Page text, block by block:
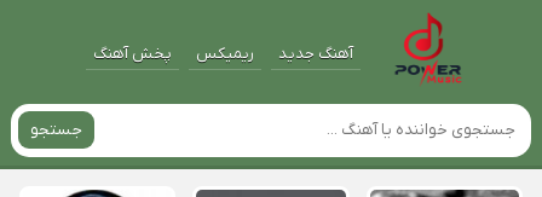
آهنگ جدید ریمیکس پخش آهنگ
جستجو